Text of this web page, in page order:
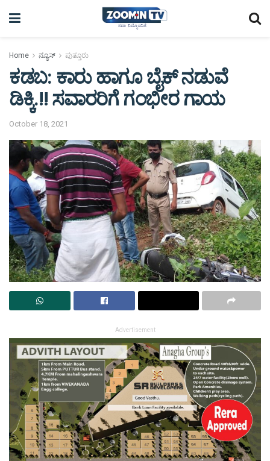
Home ನ್ಯೂಸ್ ಪುತ್ತೂರು
ಕಡಬ: ಕಾರು ಹಾಗೂ ಬೈಕ್ ನಡುವೆ
ಡಿಕ್ಕಿ.!! ಸವಾರರಿಗೆ ಗಂಭೀರ ಗಾಯ
October 18, 2021
Advertisement